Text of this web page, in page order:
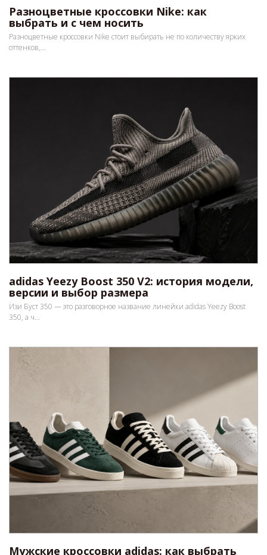
Разноцветные кроссовки Nike: как
выбрать и с чем носить
Разноцветные кроссовки Nike стоит выбирать не по количеству ярких
оттенков,...
adidas Yeezy Boost 350 V2: история модели,
версии и выбор размера
Изи Буст 350 — это разговорное название линейки adidas Yeezy Boost
350, а ч...
Мужские кроссовки adidas: как выбрать